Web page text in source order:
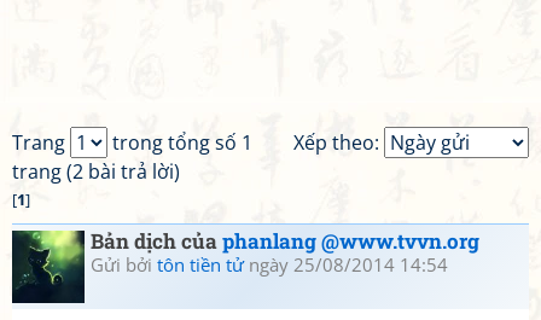
Xếp theo:
Trang
trong tổng số 1
trang (2 bài trả lời)
[1]
Bản dịch củaphanlang @www.tvvn.org
Gửi bởi tôn tiền tửngày 25/08/2014 14:54